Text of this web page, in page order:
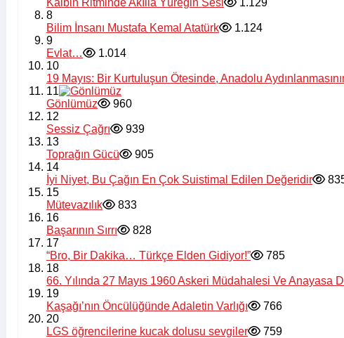
8
Bilim İnsanı Mustafa Kemal Atatürk
1.124
9
Evlat…
1.014
10
19 Mayıs: Bir Kurtuluşun Ötesinde, Anadolu
11
Gönlümüz
960
12
Sessiz Çağrı
939
13
Toprağın Gücü
905
14
İyi Niyet, Bu Çağın En Çok Suistimal Edilen Değeridir
15
Mütevazılık
833
16
Başarının Sırrı
828
17
“Bro, Bir Dakika… Türkçe Elden Gidiyor!”
785
18
66. Yılında 27 Mayıs 1960 Askeri Müdahalesi Ve Anayasa
19
Kaşağı’nın Öncülüğünde Adaletin Varlığı
766
20
LGS öğrencilerine kucak dolusu sevgiler
759